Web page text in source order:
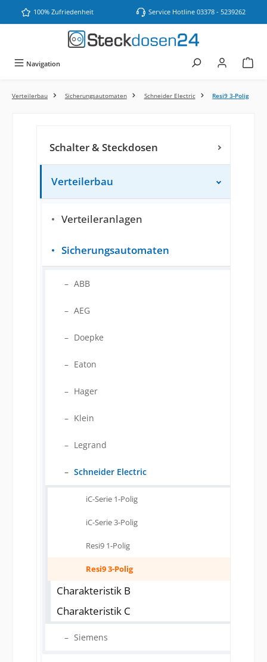
Zum Hauptinhalt springen
100% Zufriedenheit Service Hotline 03378 - 5239262
Navigation
Verteilerbau Sicherungsautomaten Schneider Electric Resi9 3-Polig
Schalter & Steckdosen
Verteilerbau
Verteileranlagen
Sicherungsautomaten
ABB
AEG
Doepke
Eaton
Hager
Klein
Legrand
Schneider Electric
iC-Serie 1-Polig
iC-Serie 3-Polig
Resi9 1-Polig
Resi9 3-Polig
Charakteristik B
Charakteristik C
Siemens